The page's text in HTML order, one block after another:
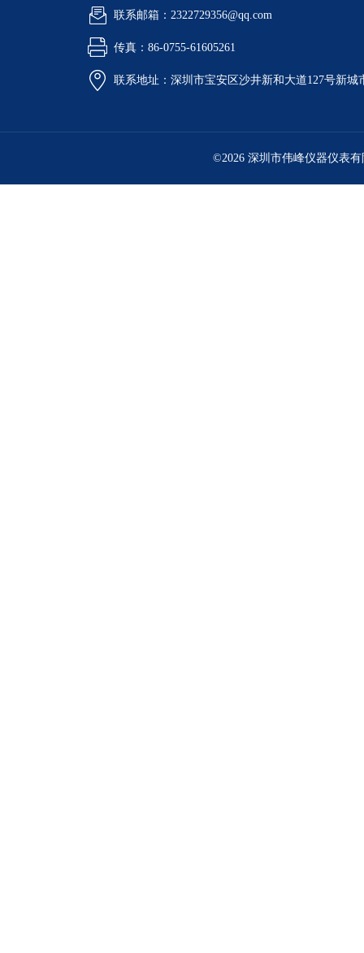
联系邮箱：2322729356@qq.com
传真：86-0755-61605261
联系地址：深圳市宝安区沙井新和大道127号新城
©2026 深圳市伟峰仪器仪表